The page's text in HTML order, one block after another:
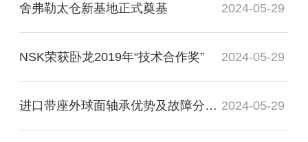
舍弗勒太仓新基地正式奠基 2024-05-29
NSK荣获卧龙2019年“技术合作奖” 2024-05-29
进口带座外球面轴承优势及故障分析检测 2024-05-29